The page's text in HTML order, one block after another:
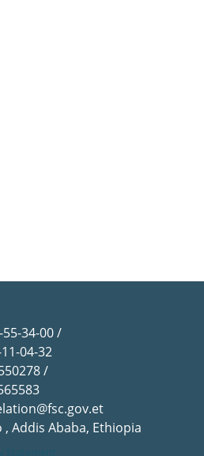
55-34-00 /
04-32
/
, Addis Ababa, Ethiopia